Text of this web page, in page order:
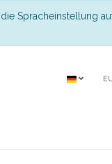
Spracheinstellung